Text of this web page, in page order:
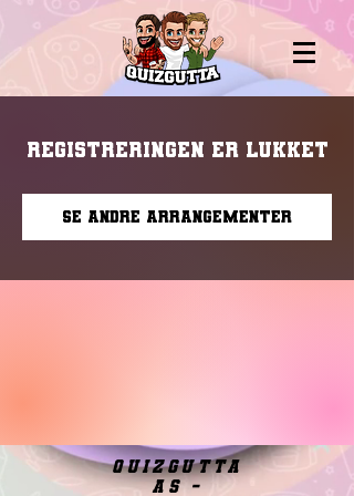
Registreringen er lukket
Se andre arrangementer
quizgutta
as -